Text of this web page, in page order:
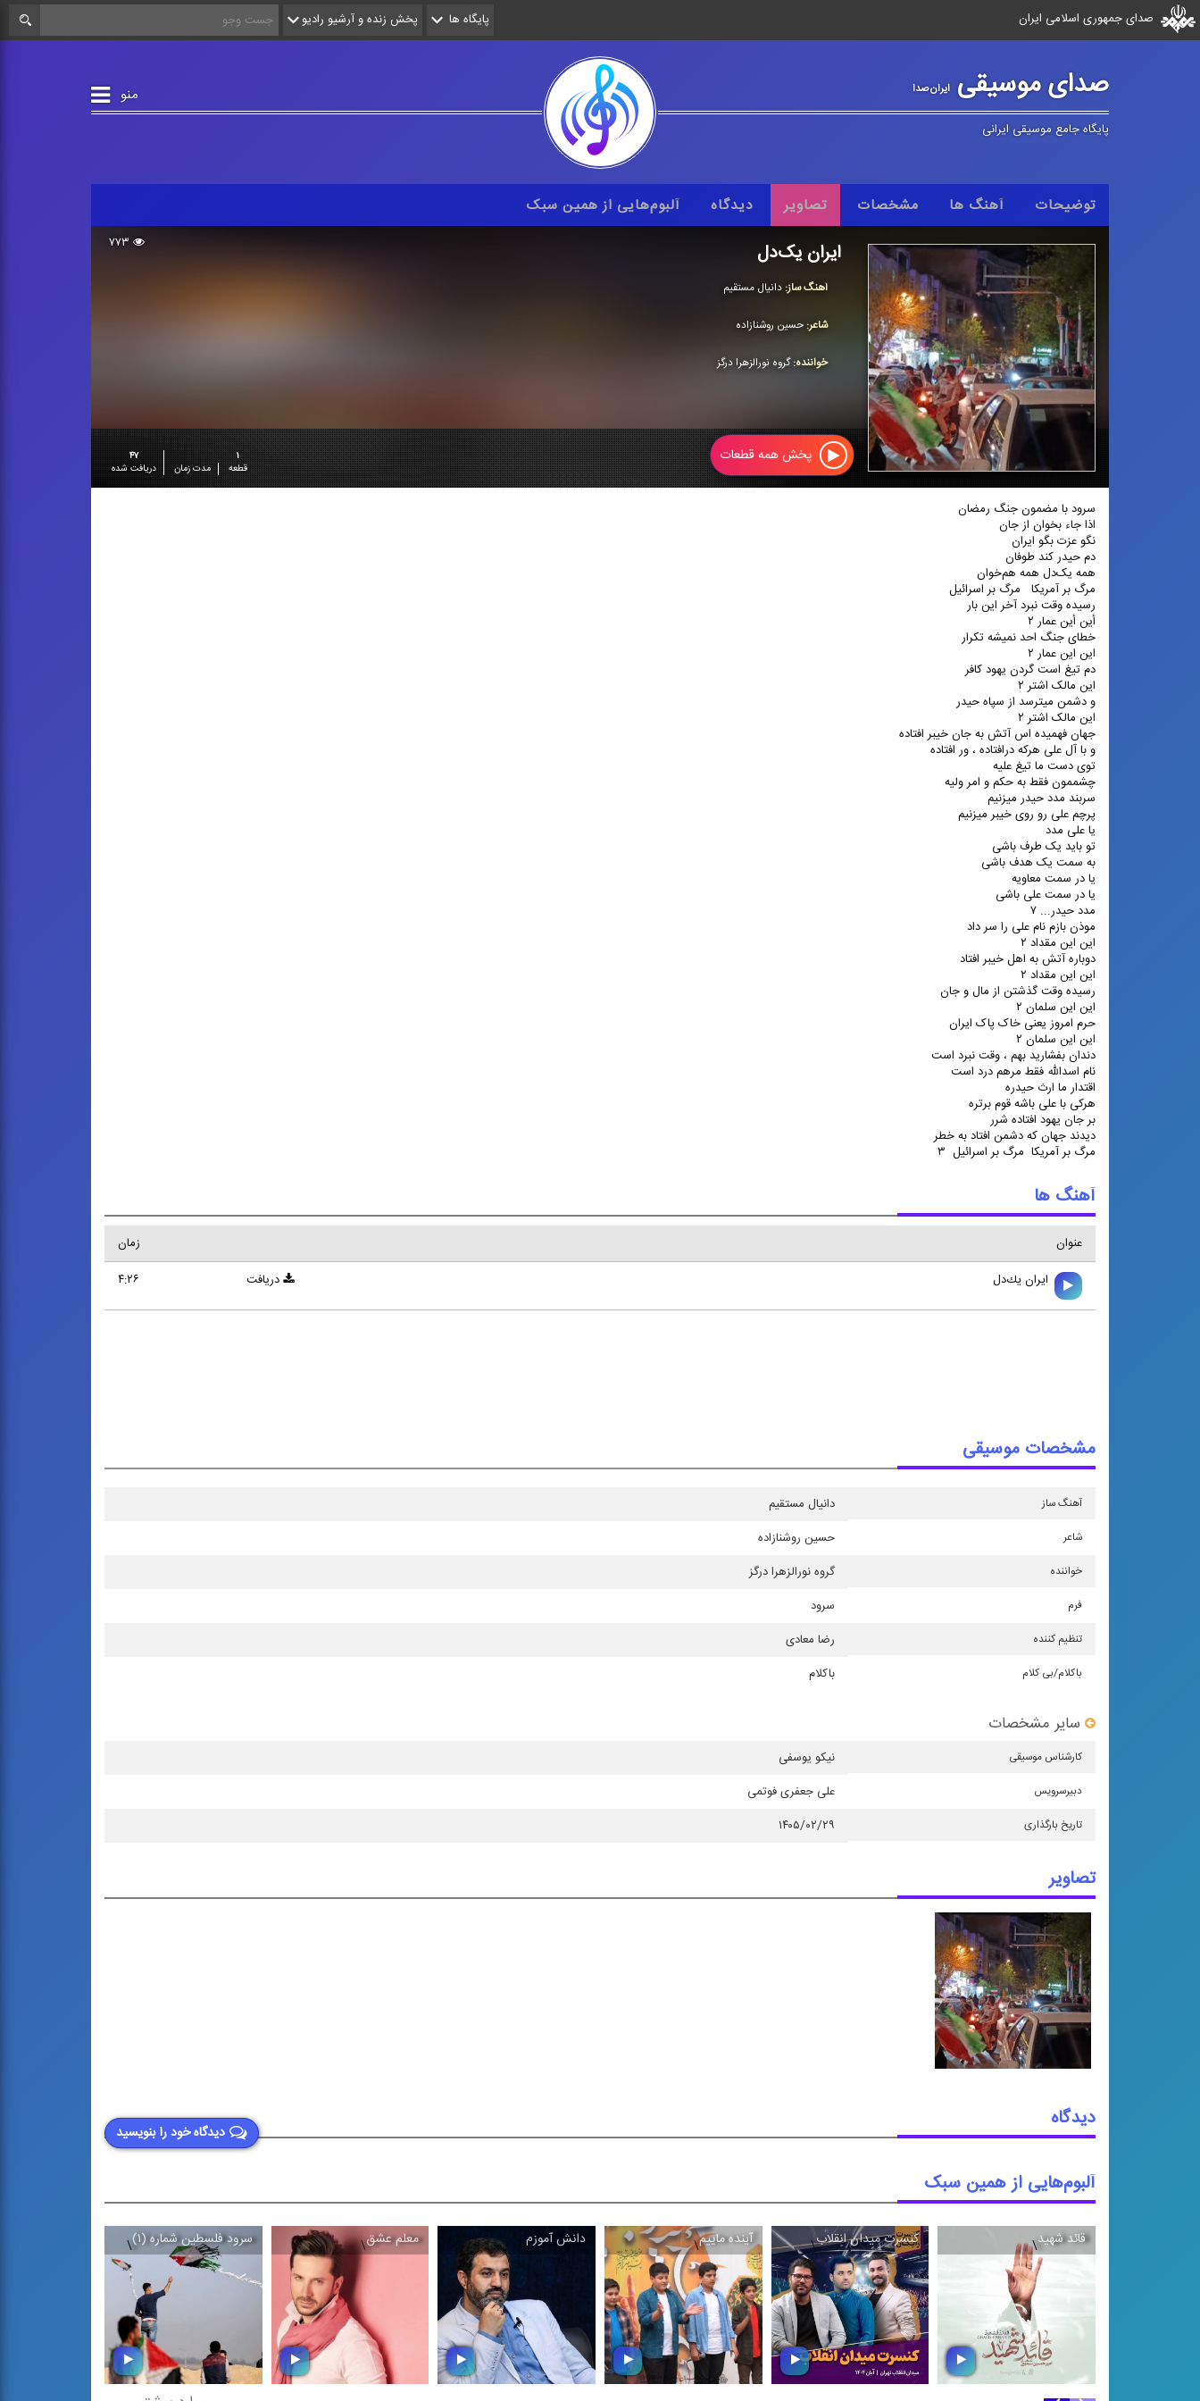
صدای جمهوری اسلامی ایران پایگاه ها پخش زنده و آرشیو رادیو
صدای موسیقیایران‌صدا منو
پایگاه جامع موسیقی ایرانی
توضیحات آهنگ ها مشخصات تصاویر دیدگاه آلبوم‌هایی از همین سبک
۷۷۳ ایران یک‌دل
آهنگ ساز: دانیال مستقیم
شاعر: حسین روشنازاده
خواننده:گروه نورالزهرا درگز
۱
قطعه
مدت زمان
۴۷
دریافت شده
پخش همه قطعات
سرود با مضمون جنگ رمضان
اذا جاء بخوان از جان
نگو عزت بگو ایران
دم حیدر کند طوفان
همه یک‌دل همه هم‌خوان
مرگ بر آمریکا مرگ بر اسرائیل
رسیده وقت نبرد آخر این بار
أین أین عمار ۲
خطای جنگ احد نمیشه تکرار
این این عمار ۲
دم تیغ است گردن یهود کافر
این مالک اشتر ۲
و دشمن میترسد از سپاه حیدر
این مالک اشتر ۲
جهان فهمیده اس آتش به جان خیبر افتاده
و با آل علی هرکه درافتاده ، ور افتاده
توی دست ما تیغ علیه
چشممون فقط به حکم و امر ولیه
سربند مدد حیدر میزنیم
پرچم علی رو روی خیبر میزنیم
یا علی مدد
تو باید یک طرف باشی
به سمت یک هدف باشی
یا در سمت معاویه
یا در سمت علی باشی
مدد حیدر... ۷
موذن بازم نام علی را سر داد
این این مقداد ۲
دوباره آتش به اهل خیبر افتاد
این این مقداد ۲
رسیده وقت گذشتن از مال و جان
این این سلمان ۲
حرم امروز یعنی خاک پاک ایران
این این سلمان ۲
دندان بفشارید بهم ، وقت نبرد است
نام اسدالله فقط مرهم درد است
اقتدار ما ارث حیدره
هرکی با علی باشه قوم برتره
بر جان یهود افتاده شرر
دیدند جهان که دشمن افتاد به خطر
مرگ بر آمریکا مرگ بر اسرائیل ۳
آهنگ ها
عنوان
زمان
ايران يك‌دل
۴:۲۶ دریافت
مشخصات موسیقی
آهنگ ساز دانیال مستقیم
شاعر حسین روشنازاده
خواننده گروه نورالزهرا درگز
فرم سرود
تنظیم كننده رضا معادی
باكلام/بی كلام باکلام
سایر مشخصات
كارشناس موسیقی نیکو یوسفی
دبیرسرویس علی جعفری فوتمی
تاریخ بارگذاری ۱۴۰۵/۰۲/۲۹
تصاویر
دیدگاه خود را بنویسید
دیدگاه
آلبوم‌هایی از همین سبک
قائد شهید\ کنسرت میدان انقلاب\ آینده ماییم\ دانش آموزم\ معلم عشق\ سرود فلسطین شماره (۱) \